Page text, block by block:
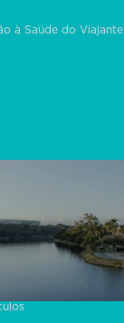
à Saúde do Viajante